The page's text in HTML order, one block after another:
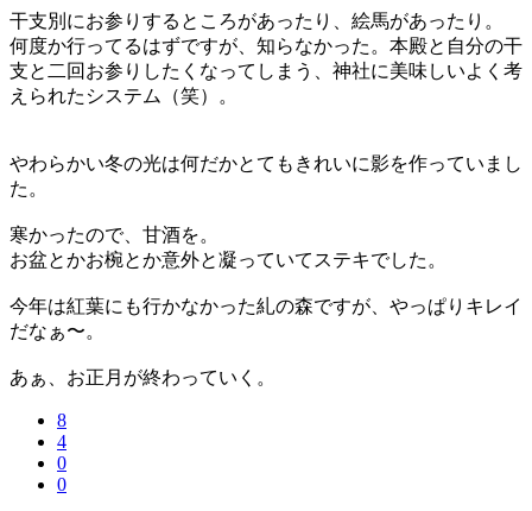
干支別にお参りするところがあったり、絵馬があったり。
何度か行ってるはずですが、知らなかった。本殿と自分の干
支と二回お参りしたくなってしまう、神社に美味しいよく考
えられたシステム（笑）。
やわらかい冬の光は何だかとてもきれいに影を作っていまし
た。
寒かったので、甘酒を。
お盆とかお椀とか意外と凝っていてステキでした。
今年は紅葉にも行かなかった糺の森ですが、やっぱりキレイ
だなぁ〜。
あぁ、お正月が終わっていく。
8
4
0
0